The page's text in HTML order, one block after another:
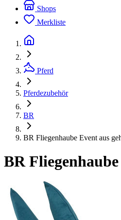
Shops
Merkliste
Pferd
Pferdezubehör
BR
BR Fliegenhaube Event aus
BR